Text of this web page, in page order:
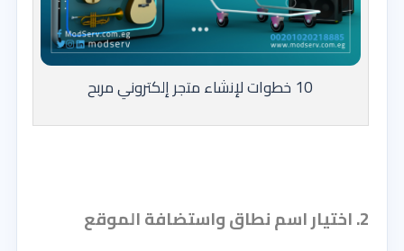
10 خطوات لإنشاء متجر إلكتروني مربح
2. اختيار اسم نطاق واستضافة الموقع